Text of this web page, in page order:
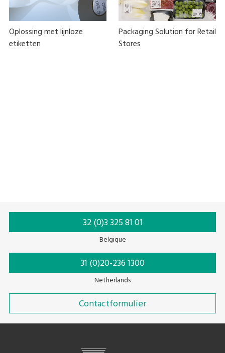
Oplossing met lijnloze
etiketten
Packaging Solution for Retail
Stores
32 (0)3 325 81 01
Belgique
31 (0)20-236 1300
Netherlands
Contactformulier